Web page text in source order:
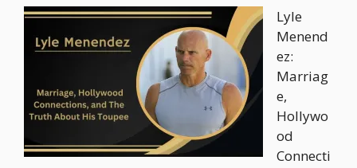
Lyle
Menend
ez:
Marriag
e,
Hollywo
od
Connecti